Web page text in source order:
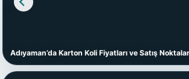
Adıyaman’da Karton Koli Fiyatları ve Satış